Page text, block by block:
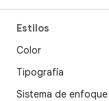
Estilos
Color
Tipografía
Sistema de enfoque